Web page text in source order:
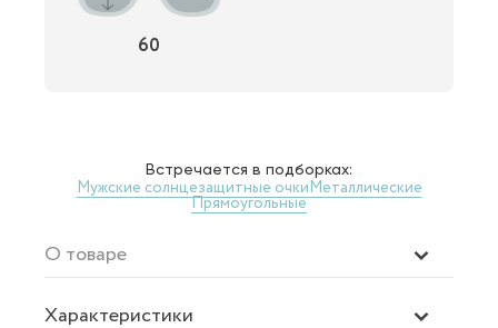
60
Встречается в подборках:
Мужские солнцезащитные очкиМеталлические
Прямоугольные
О товаре
Характеристики